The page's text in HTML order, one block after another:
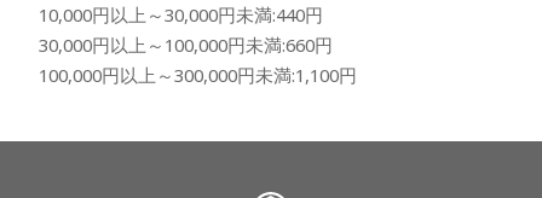
10,000円以上～30,000円未満:440円
30,000円以上～100,000円未満:660円
100,000円以上～300,000円未満:1,100円